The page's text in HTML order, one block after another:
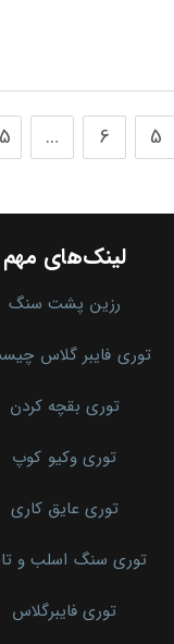
5
6
…
لینک‌های مهم
رزین پشت سنگ
توری فایبر گلاس
توری بقچه کردن
توری وکیو کوپ
توری عایق کاری
توری سنگ اسلب و
توری فایبرگلاس